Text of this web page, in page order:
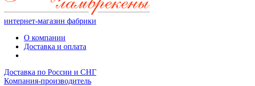
интернет-магазин фабрики
О компании
Доставка и оплата
Доставка по России и СНГ
Компания-производитель